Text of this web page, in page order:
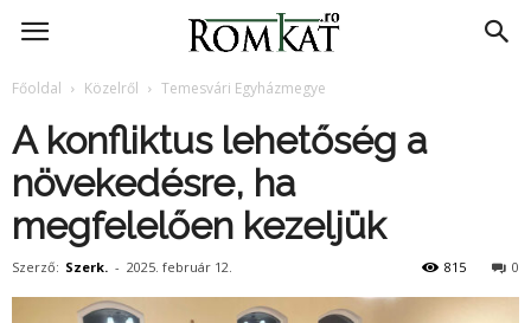
RomKat.ro
Főoldal Közelről Temesvári Egyházmegye
A konfliktus lehetőség a
növekedésre, ha
megfelelően kezeljük
Szerző: Szerk. - 2025. február 12. 0
815